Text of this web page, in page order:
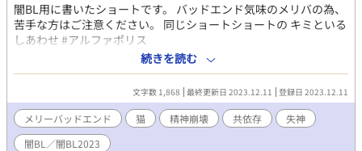
闇BL用に書いたショートです。 バッドエンド気味のメリバの為、
苦手な方はご注意ください。 同じショートショートの キミといる
しあわせ #アルファポリス
https://www.alphapolis.co.jp/novel/545345952/896832720 を
読んでから、こちらを読んで頂けると嬉しいです。 表紙:
@trufflechocolat トリュフ様 ありがとうございます⸜( ´ ꒳ ` )⸝♡︎
続きを読む
文字数 1,868 最終更新日 2023.12.11 登録日 2023.12.11
メリーバッドエンド 猫 精神崩壊 共依存
失神
闇BL／闇BL2023